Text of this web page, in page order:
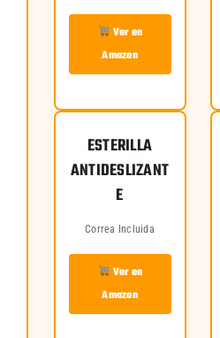
Ver en
Amazon
ESTERILLA
ANTIDESLIZANT
E
Correa Incluida
Ver en
Amazon